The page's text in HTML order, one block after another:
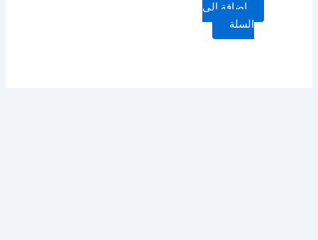
إضافة إلى
السلة